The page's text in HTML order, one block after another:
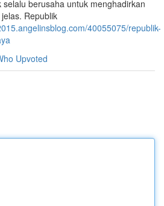
berusaha untuk menghadirkan
Republik
40055075/republik-
Upvoted